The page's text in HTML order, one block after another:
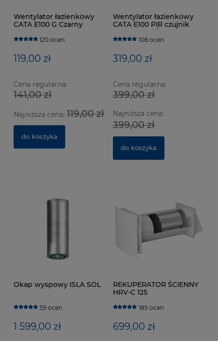
Wentylator łazienkowy
CATA E100 G Czarny
120 ocen
119,00 zł
Cena regularna:
141,00 zł
Najniższa cena: 119,00 zł
do koszyka
Wentylator łazienkowy
CATA E100 PIR czujnik
ruchu 115m3/h
106 ocen
319,00 zł
Cena regularna:
399,00 zł
Najniższa cena:
399,00 zł
do koszyka
Okap wyspowy ISLA SOL
59 ocen
1 599,00 zł
REKUPERATOR ŚCIENNY
HRV-C 125
185 ocen
699,00 zł
czujnikiem wilgotności
364,00 zł